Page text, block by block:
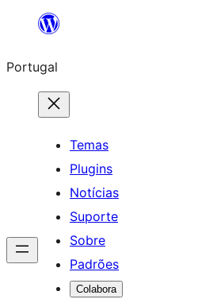
Saltar
o
conteúdo
Portugal
Temas
Plugins
Notícias
Suporte
Sobre
Padrões
Colabora